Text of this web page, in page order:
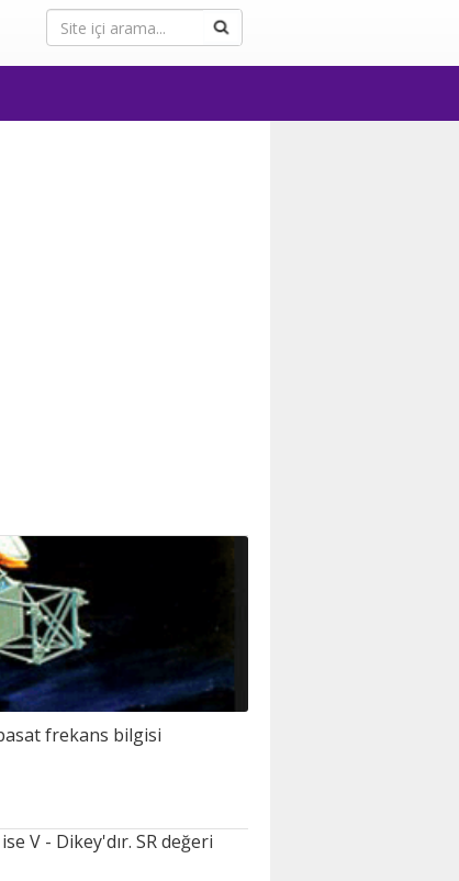
frekans bilgisi
V - Dikey'dır. SR değeri